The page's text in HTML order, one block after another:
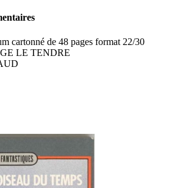
cartonné de 48 pages format 22/30
LE TENDRE